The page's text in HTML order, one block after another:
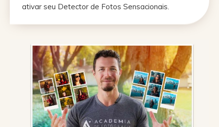
ativar seu Detector de Fotos Sensacionais.